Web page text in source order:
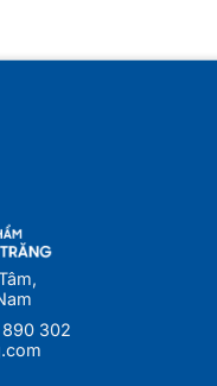
890 302